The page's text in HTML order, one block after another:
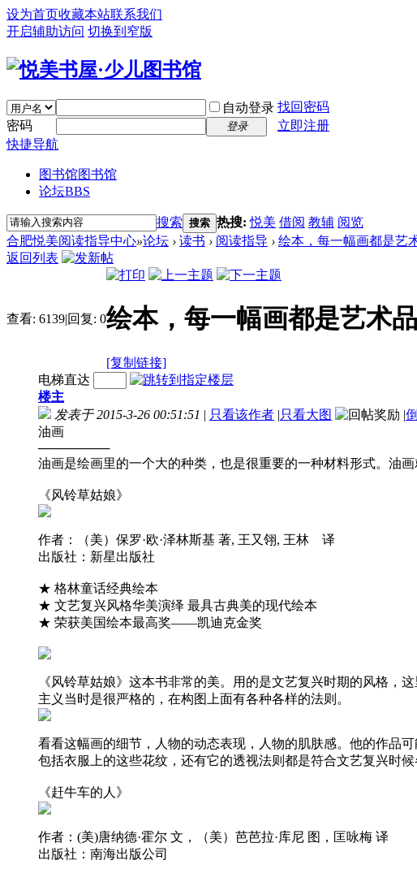
设为首页收藏本站联系我们
开启辅助访问 切换到窄版
自动登录 找回密码
密码
登录
立即注册
快捷导航
图书馆图书馆
论坛BBS
搜索 搜索 热搜:悦美 借阅 教辅 阅览
合肥悦美阅读指导中心»论坛 › 读书 › 阅读指导 › 绘本，每一幅画都是艺
返回列表
查看: 6139|回复: 0绘本，每一幅画都是艺术品
[复制链接]
电梯直达
楼主
发表于 2015-3-26 00:51:51 | 只看该作者 |只看大图 |
油画
────────
油画是绘画里的一个大的种类，也是很重要的一种材料形式。油
《风铃草姑娘》
作者：（美）保罗·欧·泽林斯基 著, 王又翎, 王林 译
出版社：新星出版社
★ 格林童话经典绘本
★ 文艺复兴风格华美演绎 最具古典美的现代绘本
★ 荣获美国绘本最高奖——凯迪克金奖
《风铃草姑娘》这本书非常的美。用的是文艺复兴时期的风格
主义当时是很严格的，在构图上面有各种各样的法则。
看看这幅画的细节，人物的动态表现，人物的肌肤感。他的作品
包括衣服上的这些花纹，还有它的透视法则都是符合文艺复兴时候
《赶牛车的人》
作者：(美)唐纳德·霍尔 文，（美）芭芭拉·库尼 图，匡咏梅 译
出版社：南海出版公司